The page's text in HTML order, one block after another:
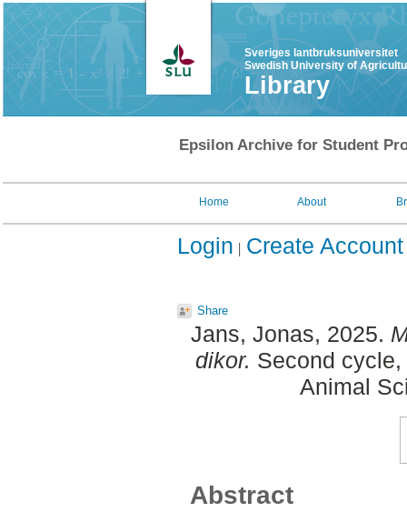
Sveriges lantbruksuniversitet
Swedish University of
Library
Epsilon Archive for Student
Home About
Login Create Account
Share
Jans, Jonas, 2025.
dikor. Second
Animal
Abstract